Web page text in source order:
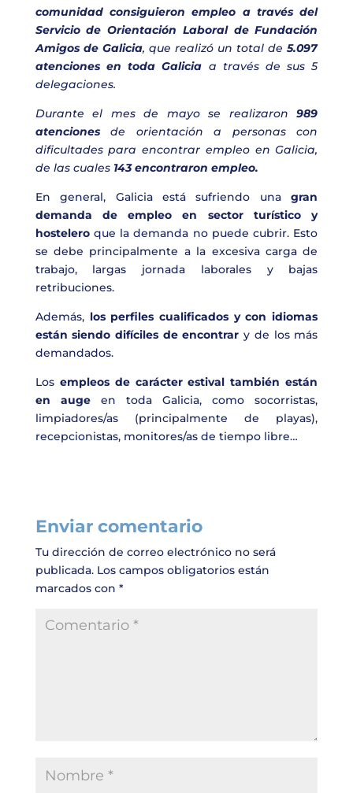
comunidad consiguieron empleo a través del
Servicio de Orientación Laboral de Fundación
Amigos de Galicia, que realizó un total de5.097
atenciones en toda Galicia a través de sus 5
delegaciones.
Durante el mes de mayo se realizaron989
atencionesde orientación a personas con
dificultades para encontrar empleo en Galicia,
de las cuales 143 encontraron empleo.
En general, Galicia está sufriendo unagran
demanda de empleo en sector turístico y
hostelero que la demanda no puede cubrir. Esto
se debe principalmente a la excesiva carga de
trabajo, largas jornada laborales y bajas
retribuciones.
Además, los perfiles cualificados y con idiomas
están siendo difíciles de encontrar y de los más
demandados.
Los empleos de carácter estival también están
en augeen toda Galicia, como socorristas,
limpiadores/as (principalmente de playas),
recepcionistas, monitores/as de tiempo libre…
Enviar comentario
Tu dirección de correo electrónico no será
publicada. Los campos obligatorios están
marcados con *